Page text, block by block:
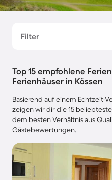
Filter
Top 15 empfohlene
Ferienhäuser in Kössen
Basierend auf einem Echtzeit-
zeigen wir dir die 15
dem besten Verhältnis aus
Gästebewertungen.